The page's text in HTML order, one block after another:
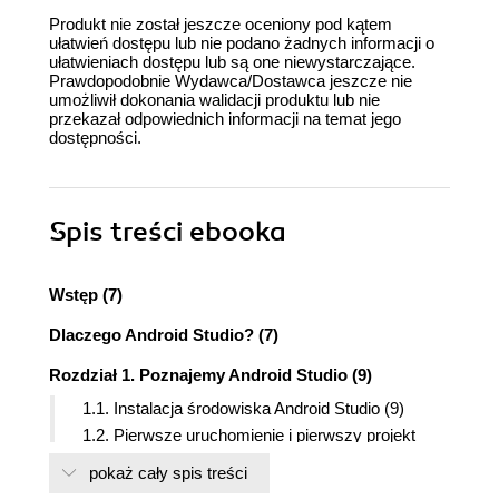
Produkt nie został jeszcze oceniony pod kątem
ułatwień dostępu lub nie podano żadnych informacji o
ułatwieniach dostępu lub są one niewystarczające.
Prawdopodobnie Wydawca/Dostawca jeszcze nie
umożliwił dokonania walidacji produktu lub nie
przekazał odpowiednich informacji na temat jego
dostępności.
Spis treści ebooka
Wstęp (7)
Dlaczego Android Studio? (7)
Rozdział 1. Poznajemy Android Studio (9)
1.1. Instalacja środowiska Android Studio (9)
1.2. Pierwsze uruchomienie i pierwszy projekt
środowiska Android Studio (15)
pokaż cały spis treści